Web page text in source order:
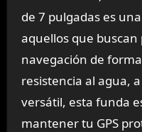
de 7 pulgadas es
aquellos que
navegación de
resistencia al agua,
versátil, esta funda
mantener tu GPS